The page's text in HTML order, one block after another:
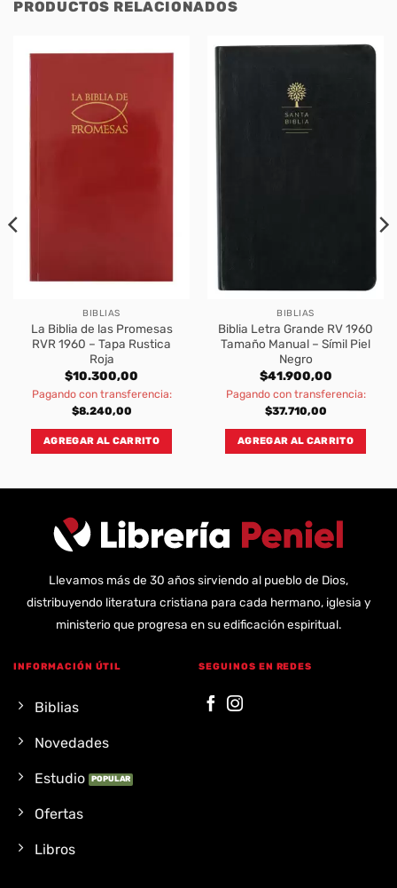
PRODUCTOS RELACIONADOS
BIBLIAS
La Biblia de las Promesas
RVR 1960 – Tapa Rustica
Roja
$10.300,00
Pagando con transferencia:
$8.240,00
AGREGAR AL CARRITO
BIBLIAS
Biblia Letra Grande RV 1960
Tamaño Manual – Símil Piel
Negro
$41.900,00
Pagando con transferencia:
$37.710,00
AGREGAR AL CARRITO
Llevamos más de 30 años sirviendo al pueblo de Dios,
distribuyendo literatura cristiana para cada hermano, iglesia y
ministerio que progresa en su edificación espiritual.
INFORMACIÓN ÚTIL
Biblias
Novedades
Estudio
Ofertas
Libros
SEGUINOS EN REDES